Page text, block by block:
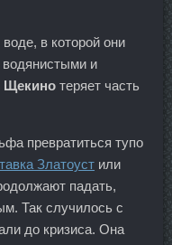
в которой они
водянистыми и
Щекино теряет часть
превратиться тупо
Златоуст или
падать,
Так случилось с
до кризиса. Она